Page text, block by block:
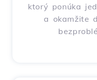
ktorý ponúka
a okamžite